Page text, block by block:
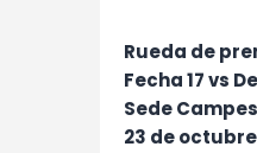
Rueda de
Fecha 17 vs
Sede
23 de